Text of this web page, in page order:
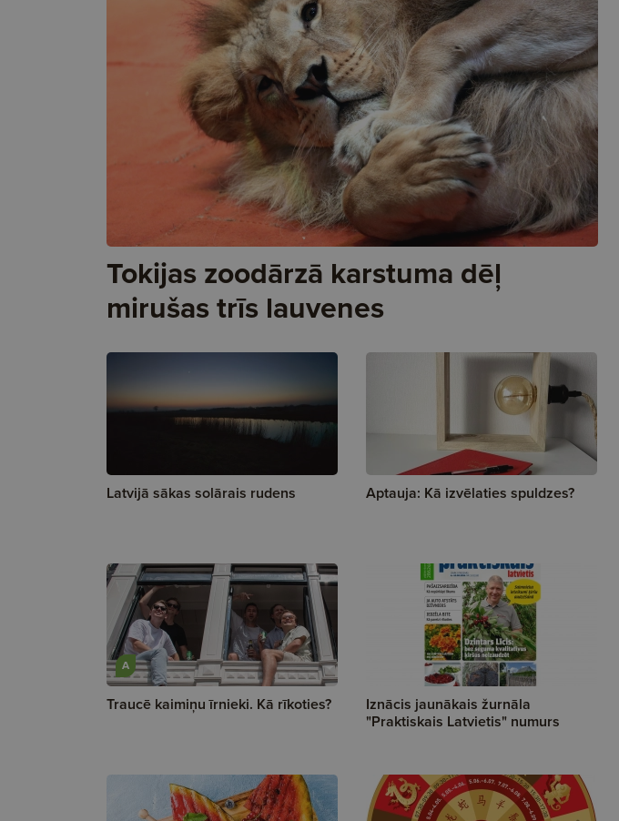
Tokijas zoodārzā karstuma dēļ
mirušas trīs lauvenes
Latvijā sākas solārais rudens Aptauja: Kā izvēlaties spuldzes?
A
Traucē kaimiņu īrnieki. Kā rīkoties?
Iznācis jaunākais žurnāla
"Praktiskais Latvietis" numurs